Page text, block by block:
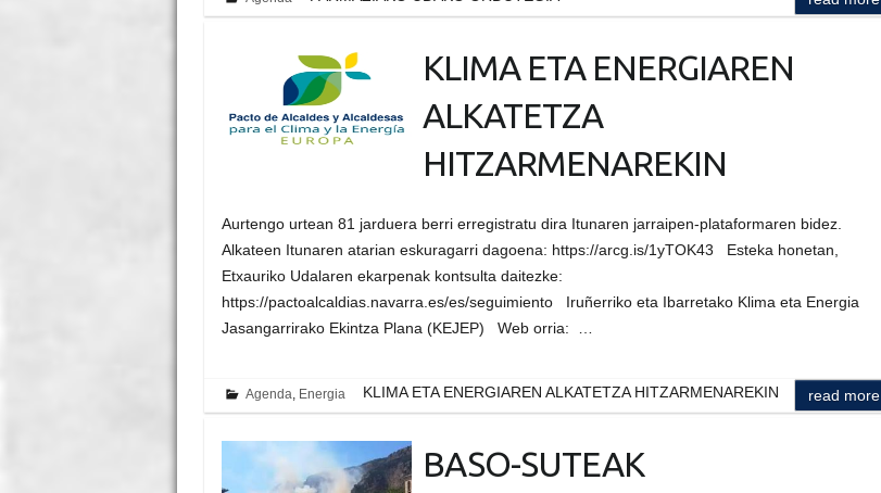
KLIMA ETA ENERGIAREN
ALKATETZA
HITZARMENAREKIN
Aurtengo urtean 81 jarduera berri erregistratu dira Itunaren jarraipen-plataformaren bidez.
Alkateen Itunaren atarian eskuragarri dagoena: https://arcg.is/1yTOK43 Esteka honetan,
Etxauriko Udalaren ekarpenak kontsulta daitezke:
https://pactoalcaldias.navarra.es/es/seguimiento Iruñerriko eta Ibarretako Klima eta Energia
Jasangarrirako Ekintza Plana (KEJEP) Web orria: …
Agenda, Energia KLIMA ETA ENERGIAREN ALKATETZA HITZARMENAREKIN read more
BASO-SUTEAK